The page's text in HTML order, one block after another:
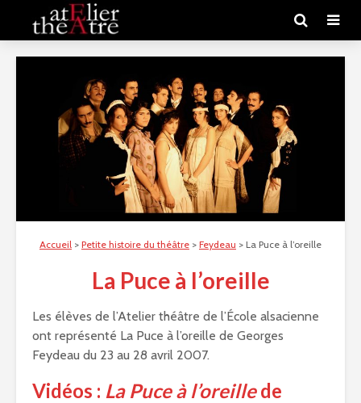
Accueil > Petite histoire du théâtre > Feydeau > La Puce à l’oreille
La Puce à l’oreille
Les élèves de l’Atelier théâtre de l’École alsacienne
ont représenté La Puce à l’oreille de Georges
Feydeau du 23 au 28 avril 2007.
Vidéos : La Puce à l’oreillede